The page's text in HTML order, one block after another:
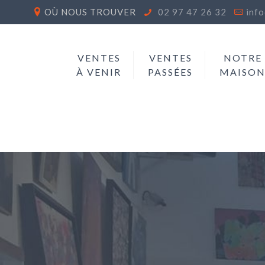
OÙ NOUS TROUVER 02 97 47 26 32
VENTES
À VENIR
VENTES
PASSÉES
NOTRE